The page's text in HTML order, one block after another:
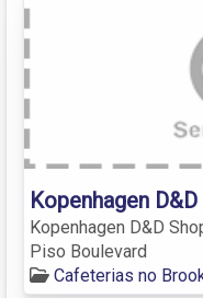
Kopenhagen
Kopenhagen D&D
Piso Boulevard
Cafeterias no